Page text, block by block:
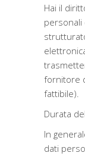
Hai il
personali
fornitore
fattibile).
Durata
In
dati